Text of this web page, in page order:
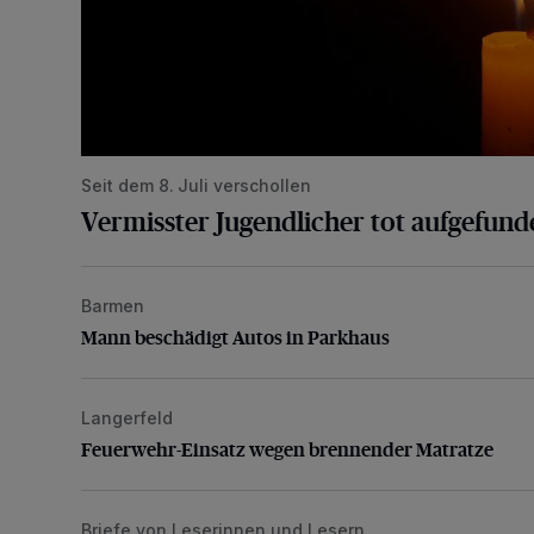
Seit dem 8. Juli verschollen
Vermisster Jugendlicher tot
Mann beschädigt Autos in Parkhaus
Barmen
Mann beschädigt Autos in Parkhaus
Feuerwehr-Einsatz wegen brennender Matratze
Langerfeld
Feuerwehr-Einsatz wegen brennender Matratze